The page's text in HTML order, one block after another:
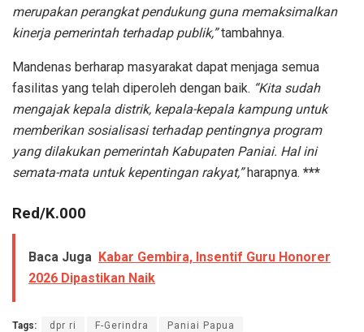
merupakan perangkat pendukung guna memaksimalkan
kinerja pemerintah terhadap publik,”tambahnya.
Mandenas berharap masyarakat dapat menjaga semua
fasilitas yang telah diperoleh dengan baik. “Kita sudah
mengajak kepala distrik, kepala-kepala kampung untuk
memberikan sosialisasi terhadap pentingnya program
yang dilakukan pemerintah Kabupaten Paniai. Hal ini
semata-mata untuk kepentingan rakyat,”harapnya. ***
Red/K.000
Baca Juga Kabar Gembira, Insentif Guru Honorer
2026 Dipastikan Naik
Tags: dpr ri F-Gerindra Paniai Papua